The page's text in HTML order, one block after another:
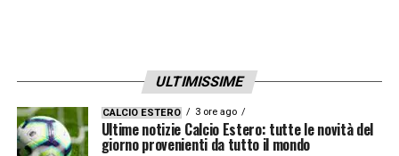
ULTIMISSIME
CALCIO ESTERO 3 ore ago
Ultime notizie Calcio Estero: tutte le novità del
giorno provenienti da tutto il mondo